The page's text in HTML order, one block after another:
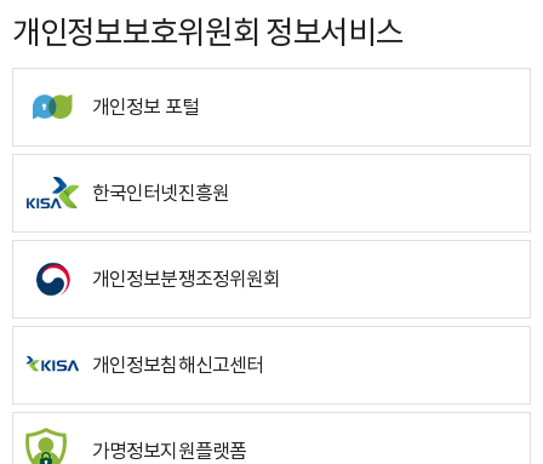
개인정보보호위원회 정보서비스
개인정보 포털
한국인터넷진흥원
개인정보분쟁조정위원회
개인정보침해신고센터
가명정보지원플랫폼